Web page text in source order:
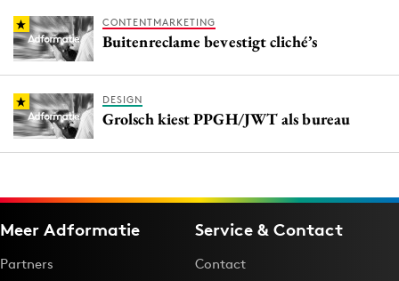
CONTENTMARKETING
Buitenreclame bevestigt cliché’s
DESIGN
Grolsch kiest PPGH/JWT als bureau
Meer Adformatie
Partners
Service & Contact
Contact